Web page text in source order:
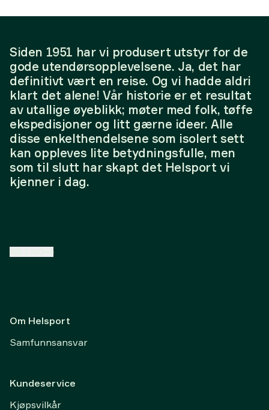
Siden 1951 har vi produsert utstyr for de
gode utendørsopplevelsene. Ja, det har
definitivt vært en reise. Og vi hadde aldri
klart det alene! Vår historie er et resultat
av utallige øyeblikk; møter med folk, tøffe
ekspedisjoner og litt gærne ideer. Alle
disse enkelthendelsene som isolert sett
kan oppleves lite betydningsfulle, men
som til slutt har skapt det Helsport vi
kjenner i dag.
Om Helsport
Samfunnsansvar
Kundeservice
Kjøpsvilkår